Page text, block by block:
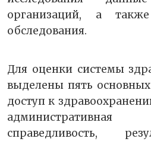
организаций, а также
обследования.
Для оценки системы
выделены пять
доступ к
административная
справедливость,